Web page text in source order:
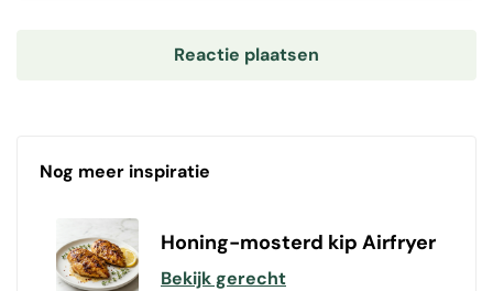
Nog meer inspiratie
Honing-mosterd kip Airfryer
Bekijk gerecht